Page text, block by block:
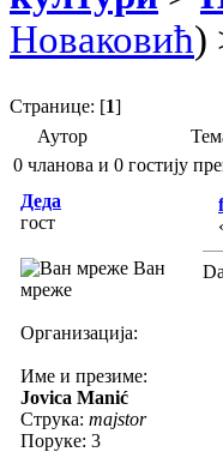
Новаковић)
Странице: [1]
Аутор
0 чланова и 0 гостију
Деда
гост
Ван
мреже
Организација:
Име и презиме:
Jovica Manić
Струка: majstor
Поруке: 3